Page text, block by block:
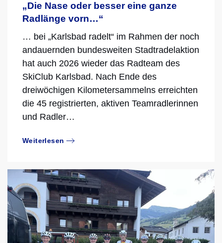
„Die Nase oder besser eine ganze
Radlänge vorn…“
… bei „Karlsbad radelt“ im Rahmen der noch
andauernden bundesweiten Stadtradelaktion
hat auch 2026 wieder das Radteam des
SkiClub Karlsbad. Nach Ende des
dreiwöchigen Kilometersammelns erreichten
die 45 registrierten, aktiven Teamradlerinnen
und Radler…
Weiterlesen